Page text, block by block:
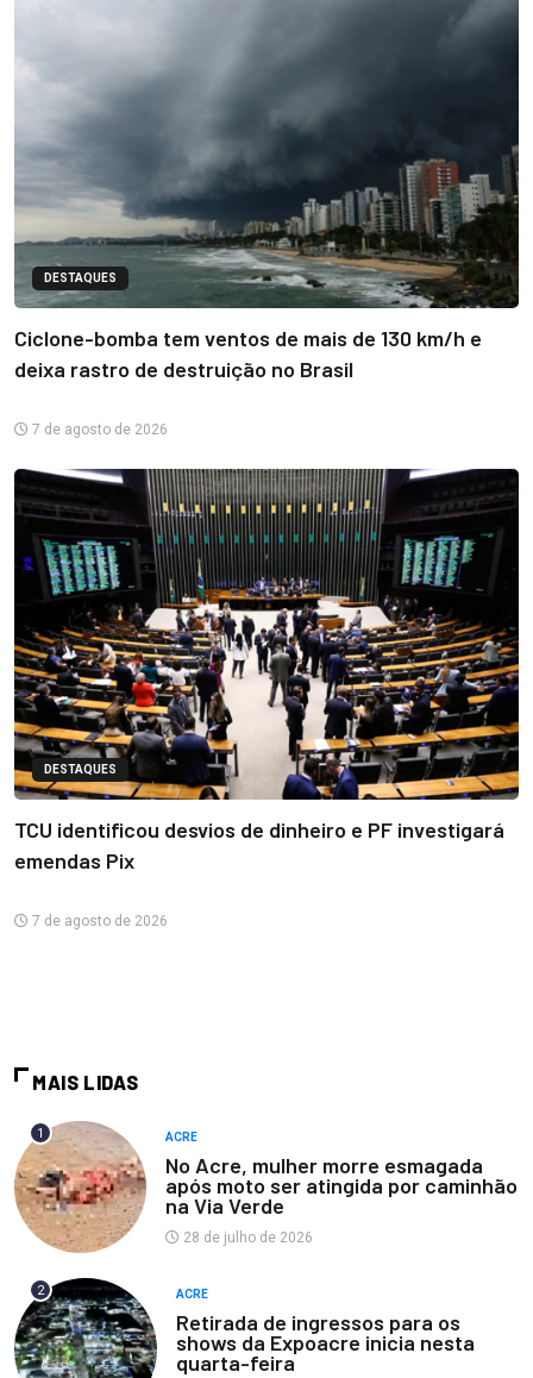
DESTAQUES
Ciclone-bomba tem ventos de mais de 130 km/h e
deixa rastro de destruição no Brasil
7 de agosto de 2026
DESTAQUES
TCU identificou desvios de dinheiro e PF investigará
emendas Pix
7 de agosto de 2026
MAIS LIDAS
1 ACRE
No Acre, mulher morre esmagada
após moto ser atingida por caminhão
na Via Verde
28 de julho de 2026
2 ACRE
Retirada de ingressos para os
shows da Expoacre inicia nesta
quarta-feira